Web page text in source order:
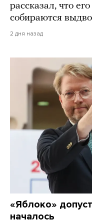
рассказал, что
собираются
2 дня назад
«Яблоко»
началось